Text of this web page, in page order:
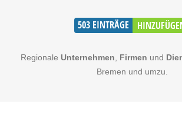
503 EINTRÄGE
Regionale Unternehmen Firmen und
Bremen und umzu.